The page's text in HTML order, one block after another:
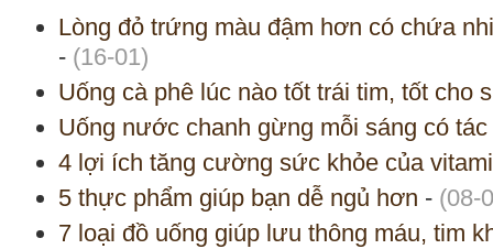
Lòng đỏ trứng màu đậm hơn có chứa
- (16-01)
Uống cà phê lúc nào tốt trái tim, tốt cho
Uống nước chanh gừng mỗi sáng có
4 lợi ích tăng cường sức khỏe của
5 thực phẩm giúp bạn dễ ngủ hơn - (08-
7 loại đồ uống giúp lưu thông máu, tim